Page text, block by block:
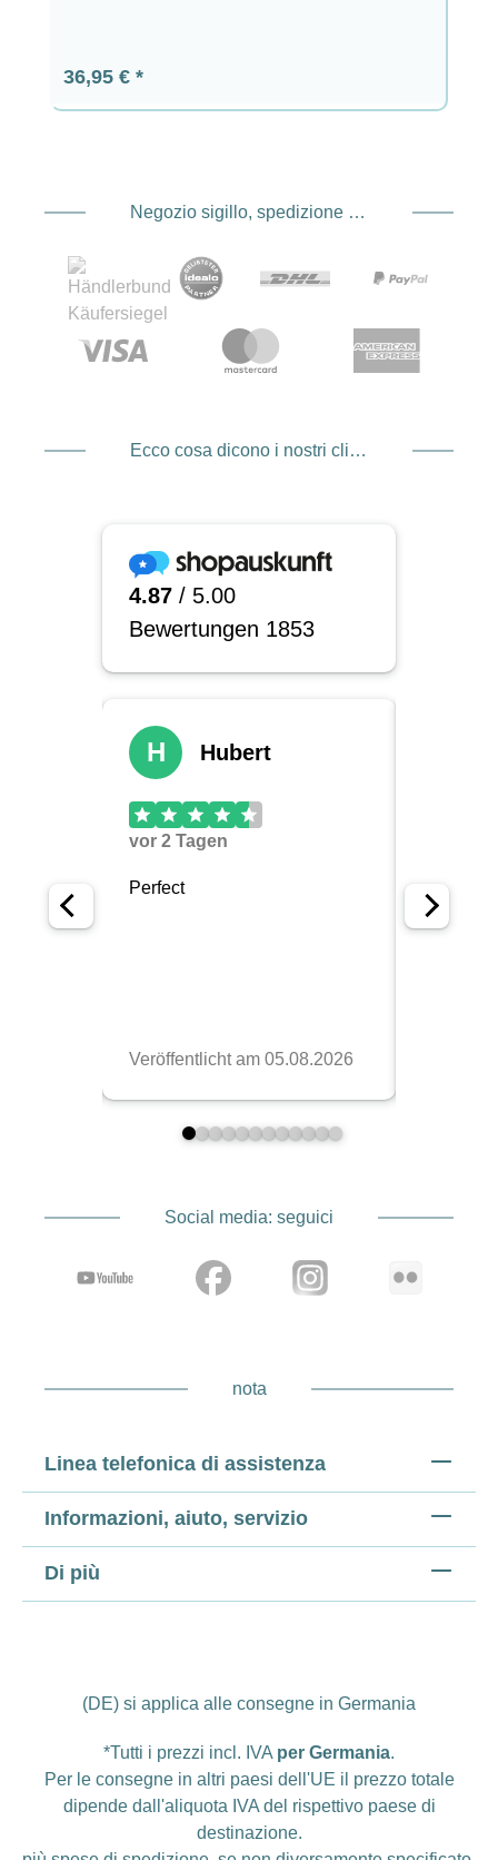
Prezzo normale:
36,95 €
Negozio sigillo, spedizione e spedizione Fornitore di servizi di pagamento
Ecco cosa dicono i nostri clienti
Social media: seguici
nota
Linea telefonica di assistenza
Informazioni, aiuto, servizio
Di più
(DE) si applica alle consegne in Germania
*Tutti i prezzi incl. IVA per Germania.
Per le consegne in altri paesi dell'UE il prezzo totale
dipende dall'aliquota IVA del rispettivo paese di
destinazione.